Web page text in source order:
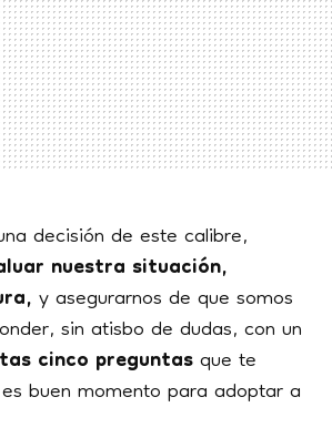
decisión de este calibre,
nuestra situación,
y asegurarnos de que somos
sin atisbo de dudas, con un
cinco preguntasque te
buen momento para adoptar a